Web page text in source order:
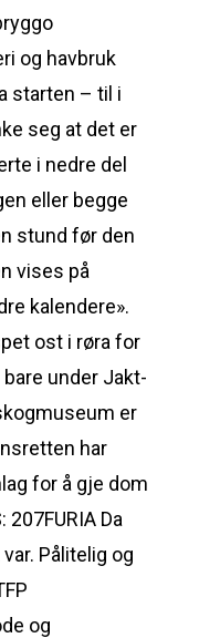
og havbruk
starten – til i
seg at det er
i nedre del
eller begge
stund før den
vises på
kalendere».
ost i røra for
under Jakt-
er
har
for å gje dom
Da
Pålitelig og
og